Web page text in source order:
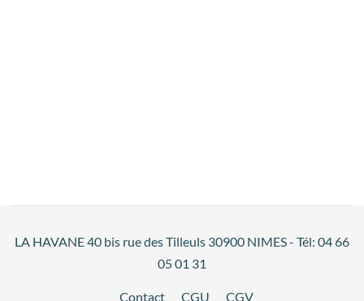
LA HAVANE 40 bis rue des Tilleuls 30900 NIMES - Tél: 04 66
05 01 31
Contact CGU CGV